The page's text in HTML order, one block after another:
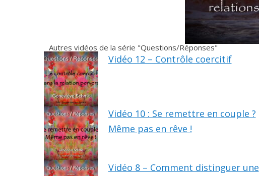
Autres vidéos de la série "Questions/Réponses"
Vidéo 12 – Contrôle coercitif
Vidéo 10 : Se remettre en couple ?
Même pas en rêve !
Vidéo 8 – Comment distinguer une